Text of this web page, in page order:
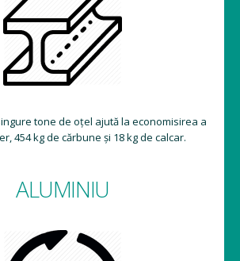
tone de oțel ajută la economisirea a
454 kg de cărbune și 18 kg de calcar.
ALUMINIU